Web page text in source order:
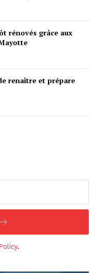
rénovés grâce aux
renaître et prépare
.